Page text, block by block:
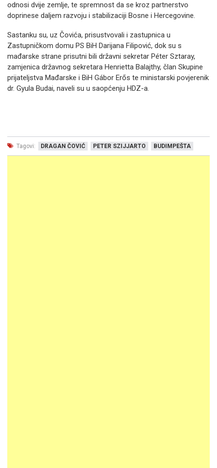
odnosi dvije zemlje, te spremnost da se kroz partnerstvo
doprinese daljem razvoju i stabilizaciji Bosne i Hercegovine.
Sastanku su, uz Čovića, prisustvovali i zastupnica u
Zastupničkom domu PS BiH Darijana Filipović, dok su s
mađarske strane prisutni bili državni sekretar Péter Sztaray,
zamjenica državnog sekretara Henrietta Balajthy, član Skupine
prijateljstva Mađarske i BiH Gábor Erős te ministarski povjerenik
dr. Gyula Budai, naveli su u saopćenju HDZ-a.
Tagovi: DRAGAN ČOVIĆ PETER SZIJJARTO BUDIMPEŠTA